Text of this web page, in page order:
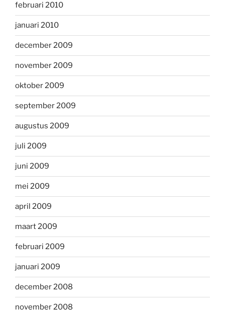
februari 2010
januari 2010
december 2009
november 2009
oktober 2009
september 2009
augustus 2009
juli 2009
juni 2009
mei 2009
april 2009
maart 2009
februari 2009
januari 2009
december 2008
november 2008